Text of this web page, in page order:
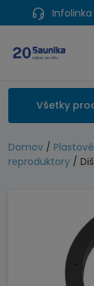
Infolinka
Všetky
Domov /
reproduktory /